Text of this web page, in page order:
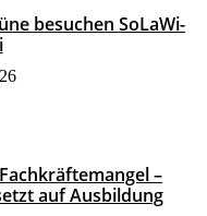
besuchen SoLaWi-
–
auf Ausbildung